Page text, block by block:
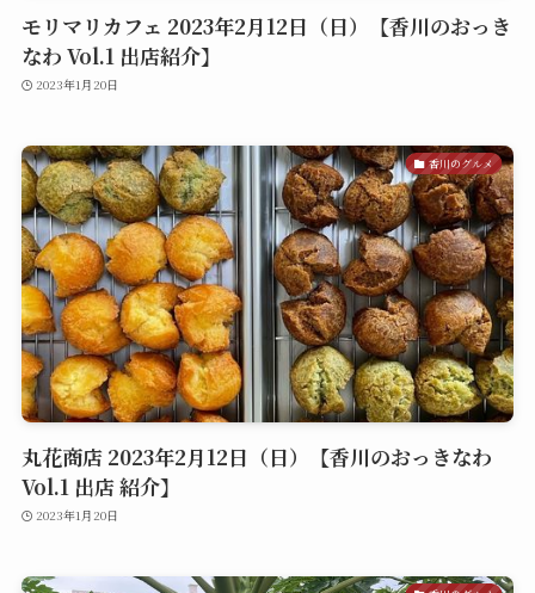
モリマリカフェ 2023年2月12日（日）【香川のおっき
なわ Vol.1 出店紹介】
2023年1月20日
香川のグルメ
丸花商店 2023年2月12日（日）【香川のおっきなわ
Vol.1 出店 紹介】
2023年1月20日